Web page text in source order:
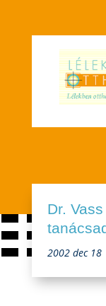
Dr.
2002 dec 18